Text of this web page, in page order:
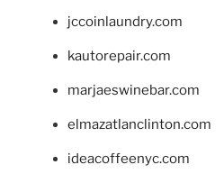
jccoinlaundry.com
kautorepair.com
marjaeswinebar.com
elmazatlanclinton.com
ideacoffeenyc.com